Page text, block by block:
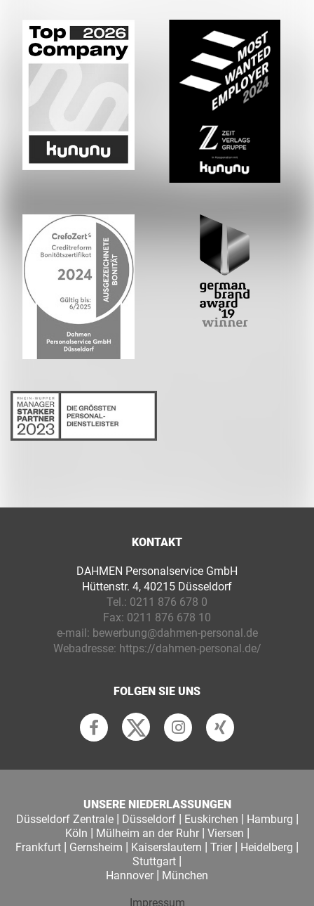
KONTAKT
DAHMEN Personalservice GmbH
Hüttenstr. 4, 40215 Düsseldorf
Tel.: 0211 876 678 0
Fax: 0211 876 678 10
e-mail: bewerbung@dahmen-personal.de
Webadresse: https://dahmen-personal.de/
FOLGEN SIE UNS
UNSERE NIEDERLASSUNGEN
Düsseldorf Zentrale| Düsseldorf| Euskirchen | Hamburg |
Köln | Mülheim an der Ruhr| Viersen |
Frankfurt | Gernsheim | Kaiserslautern | Trier | Heidelberg |
Stuttgart |
Hannover | München
Impressum